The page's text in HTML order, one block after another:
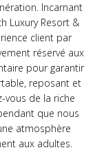
Incarnant
Luxury Resort &
client par
réservé aux
pour garantir
reposant et
de la riche
que nous
atmosphère
aux adultes.